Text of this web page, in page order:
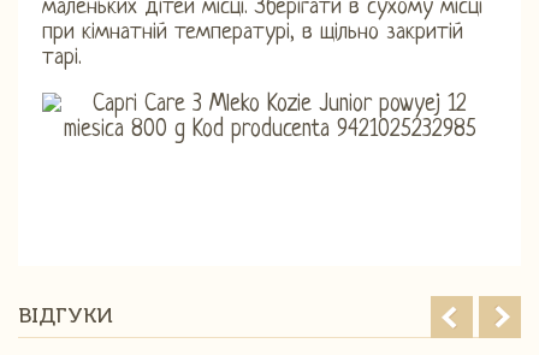
маленьких дітей місці. Зберігати в сухому місці
при кімнатній температурі, в щільно закритій
тарі.
ВІДГУКИ